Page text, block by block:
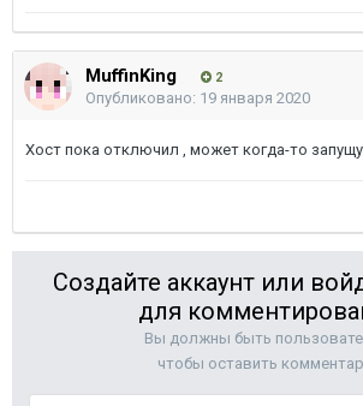
MuffinKing 2
Опубликовано: 19 января 2020
Хост пока отключил , может когда-то запущу.
Создайте аккаунт или
для
Вы должны быть
чтобы оставить